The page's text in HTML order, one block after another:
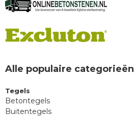
Alle populaire categorieën
Tegels
Betontegels
Buitentegels